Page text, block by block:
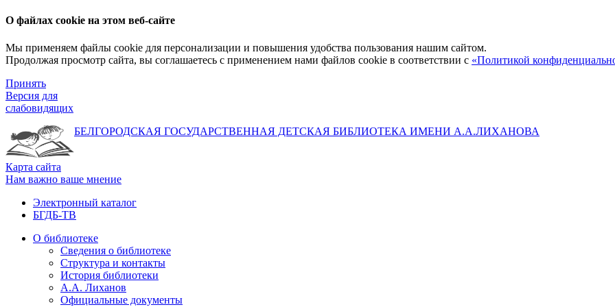
О файлах cookie на этом веб-сайте
Мы применяем файлы cookie для персонализации и повышения удобства пользования нашим сайтом.
Продолжая просмотр сайта, вы соглашаетесь с применением нами файлов cookie в соответствии с «Политикой
Принять
Версия для
слабовидящих
БЕЛГОРОДСКАЯ ГОСУДАРСТВЕННАЯ ДЕТСКАЯ БИБЛИОТЕКА ИМЕНИ А.А.ЛИХАНОВА
Карта сайта
Нам важно ваше мнение
Электронный каталог
БГДБ-ТВ
О библиотеке
Сведения о библиотеке
Структура и контакты
История библиотеки
А.А. Лиханов
Официальные документы